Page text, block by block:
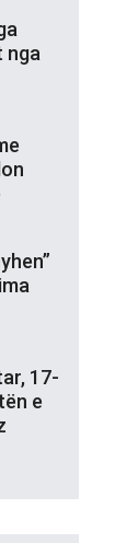
nga
17-
e